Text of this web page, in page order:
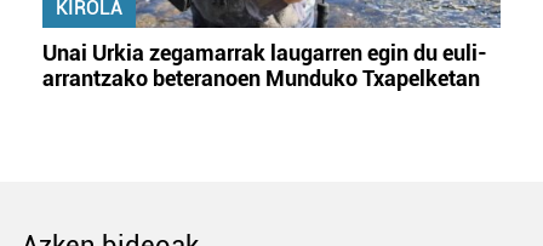
KIROLA
Unai Urkia zegamarrak laugarren egin du euli-
arrantzako beteranoen Munduko Txapelketan